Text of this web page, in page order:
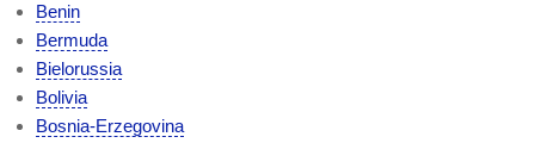
Benin
Bermuda
Bielorussia
Bolivia
Bosnia-Erzegovina